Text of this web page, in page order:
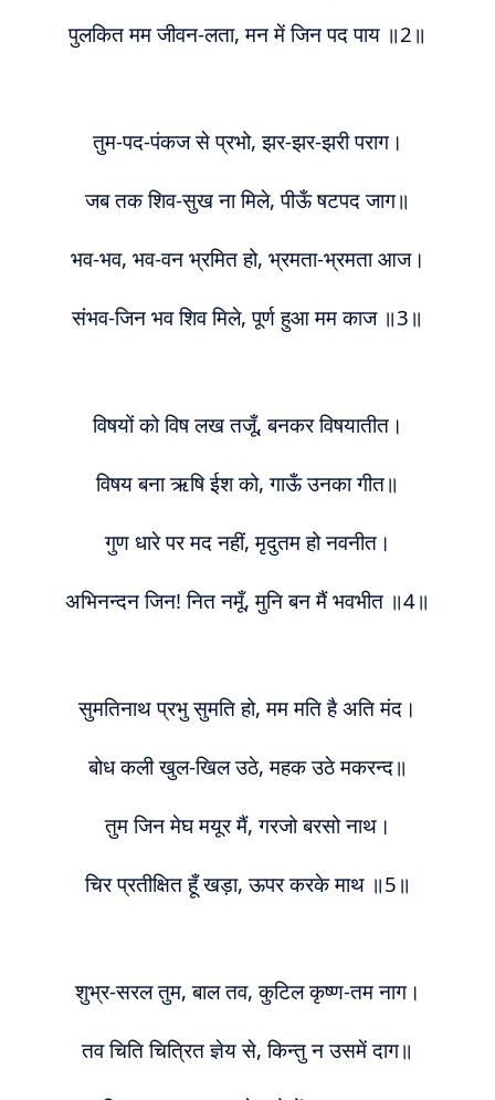
पुलकित मम जीवन-लता, मन में जिन पद पाय ॥2॥
तुम-पद-पंकज से प्रभो, झर-झर-झरी पराग।
जब तक शिव-सुख ना मिले, पीऊँ षटपद जाग॥
भव-भव, भव-वन भ्रमित हो, भ्रमता-भ्रमता आज।
संभव-जिन भव शिव मिले, पूर्ण हुआ मम काज ॥3॥
विषयों को विष लख तजूँ, बनकर विषयातीत।
विषय बना ऋषि ईश को, गाऊँ उनका गीत॥
गुण धारे पर मद नहीं, मृदुतम हो नवनीत।
अभिनन्दन जिन! नित नमूँ, मुनि बन मैं भवभीत ॥4॥
सुमतिनाथ प्रभु सुमति हो, मम मति है अति मंद।
बोध कली खुल-खिल उठे, महक उठे मकरन्द॥
तुम जिन मेघ मयूर मैं, गरजो बरसो नाथ।
चिर प्रतीक्षित हूँ खड़ा, ऊपर करके माथ ॥5॥
शुभ्र-सरल तुम, बाल तव, कुटिल कृष्ण-तम नाग।
तव चिति चित्रित ज्ञेय से, किन्तु न उसमें दाग॥